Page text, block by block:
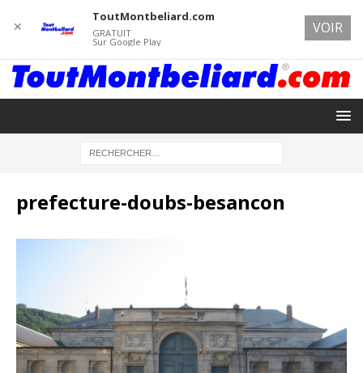
prefecture-doubs-besancon
✕
ToutMontbeliard.com
GRATUIT
Sur Google Play
VOIR